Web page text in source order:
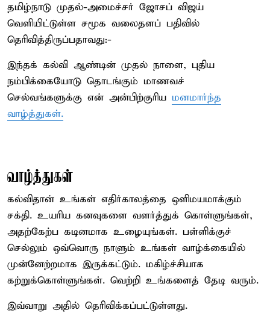
தமிழ்நாடு முதல்-அமைச்சர் ஜோசப் விஜய்
வெளியிட்டுள்ள சமூக வலைதளப் பதிவில்
தெரிவித்திருப்பதாவது:-
இந்தக் கல்வி ஆண்டின் முதல் நாளை, புதிய
நம்பிக்கையோடு தொடங்கும் மாணவச்
செல்வங்களுக்கு என் அன்பிற்குரிய மனமார்ந்த
வாழ்த்துகள்.
வாழ்த்துகள்
கல்விதான் உங்கள் எதிர்காலத்தை ஒளிமயமாக்கும்
சக்தி. உயரிய கனவுகளை வளர்த்துக் கொள்ளுங்கள்,
அதற்கேற்ப கடினமாக உழையுங்கள். பள்ளிக்குச்
செல்லும் ஒவ்வொரு நாளும் உங்கள் வாழ்க்கையில்
முன்னேற்றமாக இருக்கட்டும். மகிழ்ச்சியாக
கற்றுக்கொள்ளுங்கள். வெற்றி உங்களைத் தேடி வரும்.
இவ்வாறு அதில் தெரிவிக்கப்பட்டுள்ளது.